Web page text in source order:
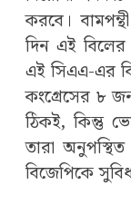
করবে।
দিন এই
এই সিএএ-এর
কংগ্রেসের ৮
ঠিকই, কিন্তু
তারা
বিজেপিকে